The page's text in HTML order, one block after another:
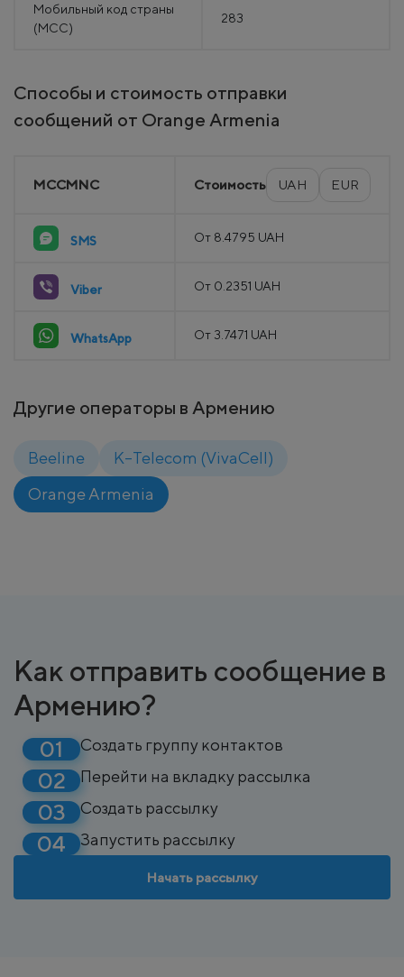
Мобильный код страны
(MCC)
283
Способы и стоимость отправки
сообщений от Orange Armenia
MCCMNC Стоимость UAH EUR
SMS От 8.4795 UAH
Viber От 0.2351 UAH
WhatsApp От 3.7471 UAH
Другие операторы в Армению
Beeline
K–Telecom (VivaCell)
Orange Armenia
Как отправить сообщение в
Армению?
Создать группу контактов
Перейти на вкладку рассылка
Создать рассылку
Запустить рассылку
Начать рассылку